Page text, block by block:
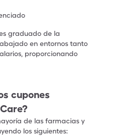
graduado de la
en entornos tanto
proporcionando
cupones
de las farmacias y
los siguientes: